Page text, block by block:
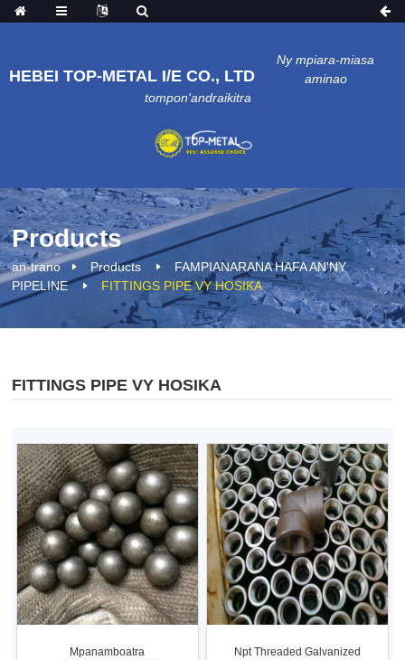
HEBEI TOP-METAL I/E CO., LTD
Ny mpiara-miasa
aminao
tompon'andraikitra
Products
an-trano Products
FAMPIANARANA HAFA AN'NY
PIPELINE
FITTINGS PIPE VY HOSIKA
FITTINGS PIPE VY HOSIKA
Mpanamboatra
Npt Threaded Galvanized